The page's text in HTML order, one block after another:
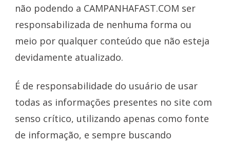
não podendo a CAMPANHAFAST.COM ser
responsabilizada de nenhuma forma ou
meio por qualquer conteúdo que não esteja
devidamente atualizado.
É de responsabilidade do usuário de usar
todas as informações presentes no site com
senso crítico, utilizando apenas como fonte
de informação, e sempre buscando